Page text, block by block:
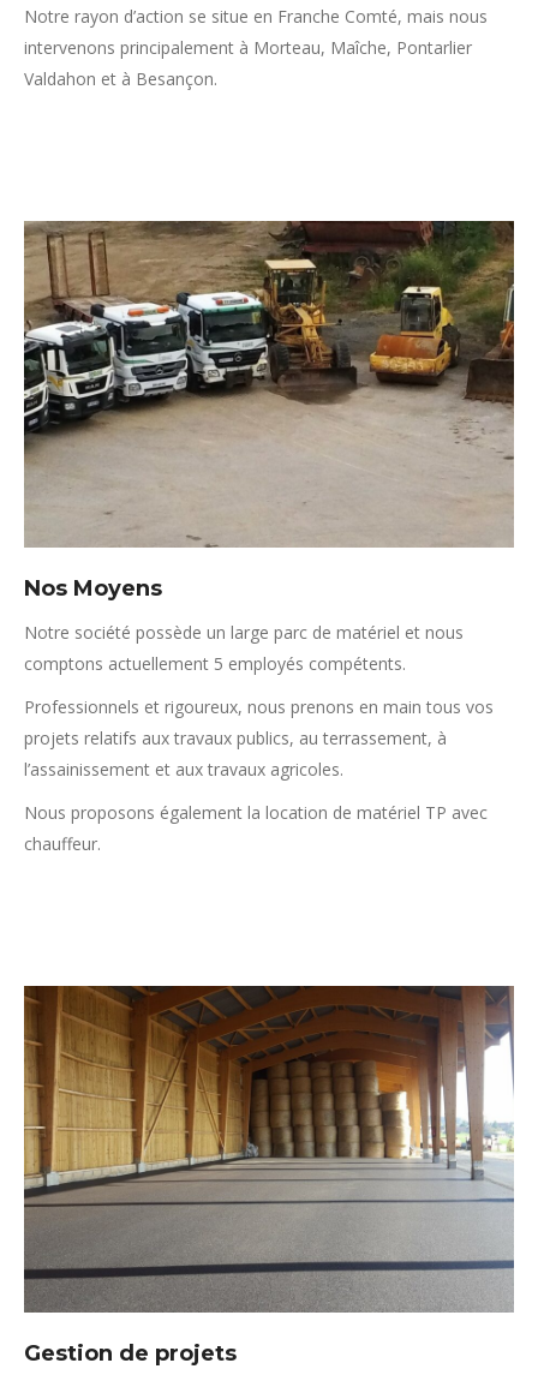
Notre rayon d’action se situe en Franche Comté, mais nous
intervenons principalement à Morteau, Maîche, Pontarlier
Valdahon et à Besançon.
Nos Moyens
Notre société possède un large parc de matériel et nous
comptons actuellement 5 employés compétents.
Professionnels et rigoureux, nous prenons en main tous vos
projets relatifs aux travaux publics, au terrassement, à
l’assainissement et aux travaux agricoles.
Nous proposons également la location de matériel TP avec
chauffeur.
Gestion de projets